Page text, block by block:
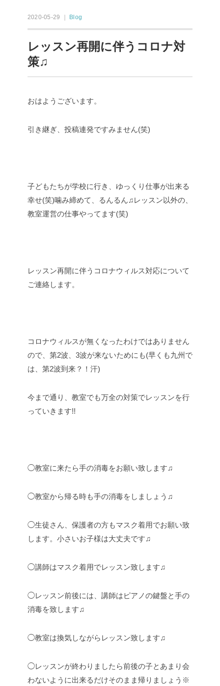
2020-05-29 ｜ Blog
レッスン再開に伴うコロナ対
策♫
おはようございます。
引き継ぎ、投稿連発ですみません(笑)
子どもたちが学校に行き、ゆっくり仕事が出来る
幸せ(笑)噛み締めて、るんるん♫レッスン以外の、
教室運営の仕事やってます(笑)
レッスン再開に伴うコロナウィルス対応について
ご連絡します。
コロナウィルスが無くなったわけではありません
ので、第2波、3波が来ないためにも(早くも九州で
は、第2波到来？！汗)
今まで通り、教室でも万全の対策でレッスンを行
っていきます!!
◯教室に来たら手の消毒をお願い致します♫
◯教室から帰る時も手の消毒をしましょう♫
◯生徒さん、保護者の方もマスク着用でお願い致
します。小さいお子様は大丈夫です♫
◯講師はマスク着用でレッスン致します♫
◯レッスン前後には、講師はピアノの鍵盤と手の
消毒を致します♫
◯教室は換気しながらレッスン致します♫
◯レッスンが終わりましたら前後の子とあまり会
わないように出来るだけそのまま帰りましょう※